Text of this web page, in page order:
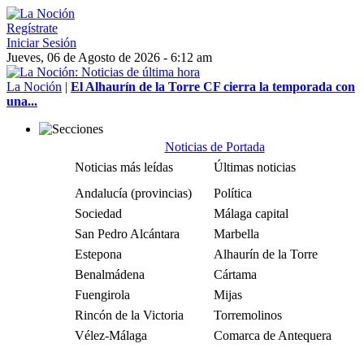
Regístrate
Iniciar Sesión
Jueves, 06 de Agosto de 2026 - 6:12 am
La Noción | El Alhaurín de la Torre CF cierra la temporada con
una...
Noticias de Portada
Noticias más leídas
Últimas noticias
Andalucía (provincias)
Política
Sociedad
Málaga capital
San Pedro Alcántara
Marbella
Estepona
Alhaurín de la Torre
Benalmádena
Cártama
Fuengirola
Mijas
Rincón de la Victoria
Torremolinos
Vélez-Málaga
Comarca de Antequera